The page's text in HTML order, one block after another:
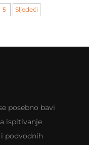
5 Sljedeći
posebno bavi
ispitivanje
podvodnih